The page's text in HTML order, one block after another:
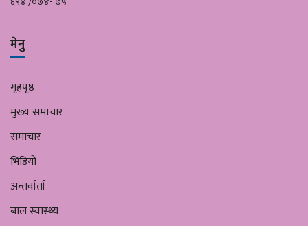
मेनु
गृहपृष्ठ
मुख्य समाचार
समाचार
भिडियो
अन्तर्वार्ता
बाल स्वास्थ्य